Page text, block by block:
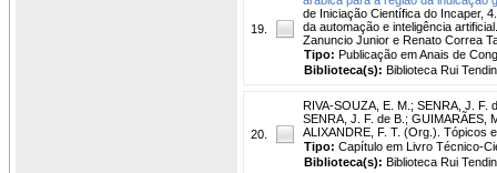
19.
de Iniciação Científica do Incaper,
da automação e inteligência
Zanuncio Junior e Renato Correa
Tipo: Publicação em Anais de
Biblioteca(s): Biblioteca Rui
20.
RIVA-SOUZA, E. M. ; SENRA, J. F.
SENRA, J. F. de B.; GUIMARÃES,
ALIXANDRE, F. T. (Org.). Tópicos
Tipo: Capítulo em Livro Técnico-
Biblioteca(s): Biblioteca Rui